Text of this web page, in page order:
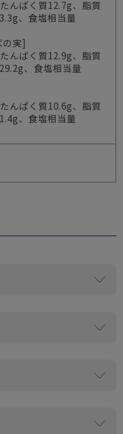
んぱく質12.7g、脂質
、食塩相当量
の実]
んぱく質12.9g、脂質
、食塩相当量
んぱく質10.6g、脂質
、食塩相当量
に同封しておりませ
く必要はございません。